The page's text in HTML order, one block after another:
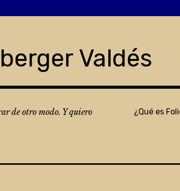
Valdés
de otro modo. Y quiero
¿Qué es